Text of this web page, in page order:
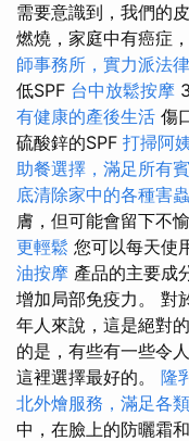
需要意識到，我們的
燃燒，家庭中有癌症
師事務所，實力派法
低SPF 台中放鬆按摩
有健康的產後生活 傷
硫酸鋅的SPF 打掃阿
助餐選擇，滿足所有
底清除家中的各種害蟲
膚，但可能會留下不
更輕鬆 您可以每天使
油按摩 產品的主要成
增加局部免疫力。 對
年人來說，這是絕對的
的是，有些有一些令
這裡選擇最好的。 隆
北外燴服務，滿足各
中，在臉上的防曬霜